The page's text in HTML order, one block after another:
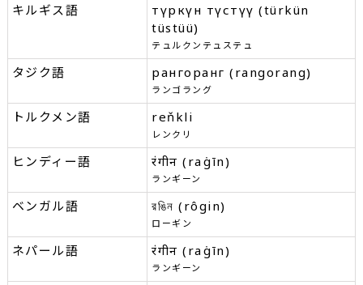
キルギス語
түркүн түстүү (türkün
tüstüü)
テュルクンテュステュ
タジク語 рангоранг (rangorang)
ランゴラング
トルクメン語 reňkli
レンクリ
ヒンディー語 रंगीन (raṅgīn)
ランギーン
ベンガル語 রঙিন (rôgin)
ローギン
ネパール語 रंगीन (raṅgīn)
ランギーン